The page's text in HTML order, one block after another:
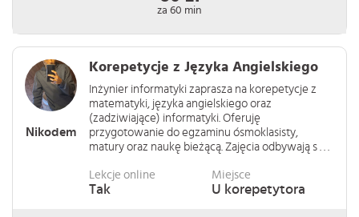
za 60 min
Nikodem
Korepetycje z Języka Angielskiego
Inżynier informatyki zaprasza na korepetycje z
matematyki, języka angielskiego oraz
(zadziwiające) informatyki. Oferuję
przygotowanie do egzaminu ósmoklasisty,
matury oraz naukę bieżącą. Zajęcia odbywają s . . .
Lekcje online
Tak
Miejsce
U korepetytora